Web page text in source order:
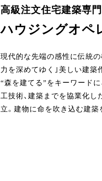
高級注文住宅建築専門
ハウジングオペ
現代的な先端の感性に伝統
力を深めてゆく｣美しい建築
“森を建てる”をキーワード
工技術、建築までを協業化
立。建物に命を吹き込む建築